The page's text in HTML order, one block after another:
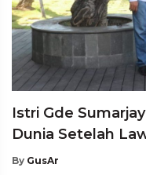
Istri Gde
Dunia Setelah
By GusAr